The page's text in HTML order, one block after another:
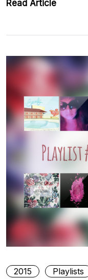
Read Article
2015 Playlists